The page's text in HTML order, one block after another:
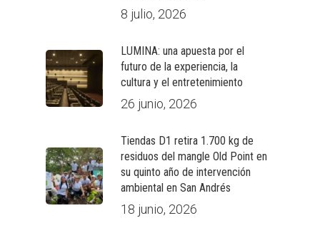
8 julio, 2026
LUMINA: una apuesta por el
futuro de la experiencia, la
cultura y el entretenimiento
26 junio, 2026
Tiendas D1 retira 1.700 kg de
residuos del mangle Old Point en
su quinto año de intervención
ambiental en San Andrés
18 junio, 2026